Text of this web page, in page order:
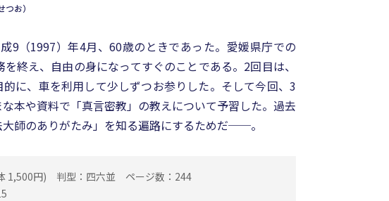
つお）
9（1997）年4月、60歳のときであった。愛媛県庁での
終え、自由の身になってすぐのことである。2回目は、
に、車を利用して少しずつお参りした。そして今回、3
本や資料で「真言密教」の教えについて予習した。過去
師のありがたみ」を知る遍路にするためだ──。
1,500円) 判型：四六並
ページ数：244